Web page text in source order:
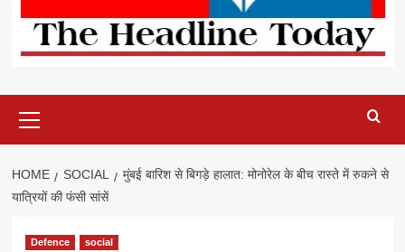
Menu
HOME SOCIAL
मुंबई बारिश से बिगड़े हालात: मोनोरेल के बीच रास्ते में रुकने से
यात्रियों की फंसी सांसें
Defence social